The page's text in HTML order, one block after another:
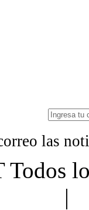
las
|